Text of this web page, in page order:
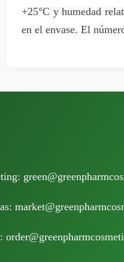
+25°C y humedad
en el envase. El